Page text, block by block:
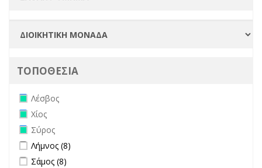
ΤΟΠΟΘΕΣΙΑ
Remove Λέσβος filter
Λέσβος
Remove Χίος filter
Χίος
Remove Σύρος filter
Σύρος
Apply Λήμνος filter
Λήμνος (8)
Apply Σάμος filter
Σάμος (8)